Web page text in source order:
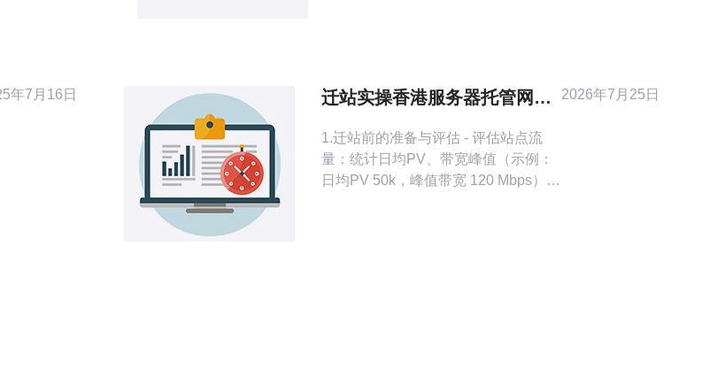
适合的服务器类型 在香港使用苹果手
机时，最重要的是选择合适的服务器
年7月16日
迁站实操香港服务器托管网站
骤
1.迁站前的准备与评估 - 评估站点流
量：统计日均PV、带宽峰值（示例：
日均PV 50k，峰值带宽 120 Mbps）。
2026年7月25日